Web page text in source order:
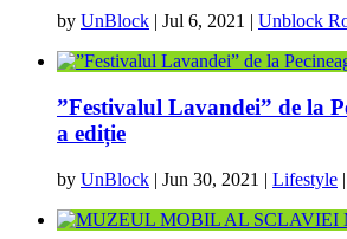
by UnBlock | Jul 6, 2021 | Unblock
”Festivalul Lavandei” de la
a ediție
by UnBlock | Jun 30, 2021 | Lifestyle |